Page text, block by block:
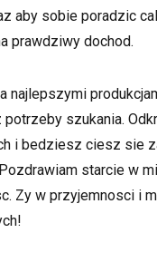
aby sobie poradzic
prawdziwy dochod.
najlepszymi
szukania.
i bedziesz ciesz sie
starcie w
Zy w przyjemnosci i